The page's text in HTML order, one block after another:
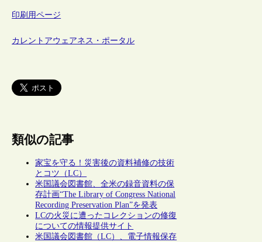
印刷用ページ
カレントアウェアネス・ポータル
類似の記事
家宝を守る！災害後の資料補修の技術
とコツ（LC）
米国議会図書館、全米の録音資料の保
存計画“The Library of Congress National
Recording Preservation Plan”を発表
LCの火災に遭ったコレクションの修復
についての情報提供サイト
米国議会図書館（LC）、電子情報保存